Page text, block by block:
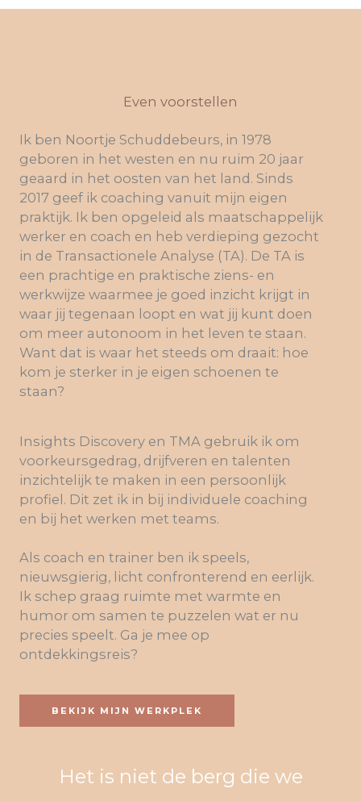
Even voorstellen
Ik ben Noortje Schuddebeurs, in 1978
geboren in het westen en nu ruim 20 jaar
geaard in het oosten van het land. Sinds
2017 geef ik coaching vanuit mijn eigen
praktijk. Ik ben opgeleid als maatschappelijk
werker en coach en heb verdieping gezocht
in de Transactionele Analyse (TA). De TA is
een prachtige en praktische ziens- en
werkwijze waarmee je goed inzicht krijgt in
waar jij tegenaan loopt en wat jij kunt doen
om meer autonoom in het leven te staan.
Want dat is waar het steeds om draait: hoe
kom je sterker in je eigen schoenen te
staan?
Insights Discovery en TMA gebruik ik om
voorkeursgedrag, drijfveren en talenten
inzichtelijk te maken in een persoonlijk
profiel. Dit zet ik in bij individuele coaching
en bij het werken met teams.
Als coach en trainer ben ik speels,
nieuwsgierig, licht confronterend en eerlijk.
Ik schep graag ruimte met warmte en
humor om samen te puzzelen wat er nu
precies speelt. Ga je mee op
ontdekkingsreis?
BEKIJK MIJN WERKPLEK
Het is niet de berg die we